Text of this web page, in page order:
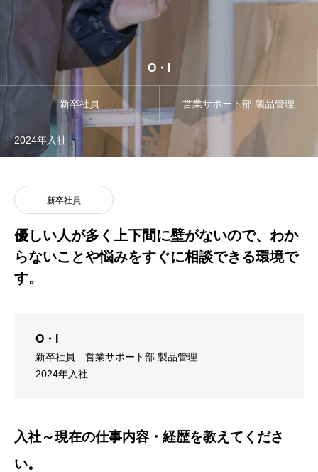
O・I
新卒社員 営業サポート部 製品管理
2024年入社
新卒社員
優しい人が多く上下間に壁がないので、わか
らないことや悩みをすぐに相談できる環境で
す。
O・I
新卒社員
営業サポート部 製品管理
2024年入社
入社～現在の仕事内容・経歴を教えてくださ
い。